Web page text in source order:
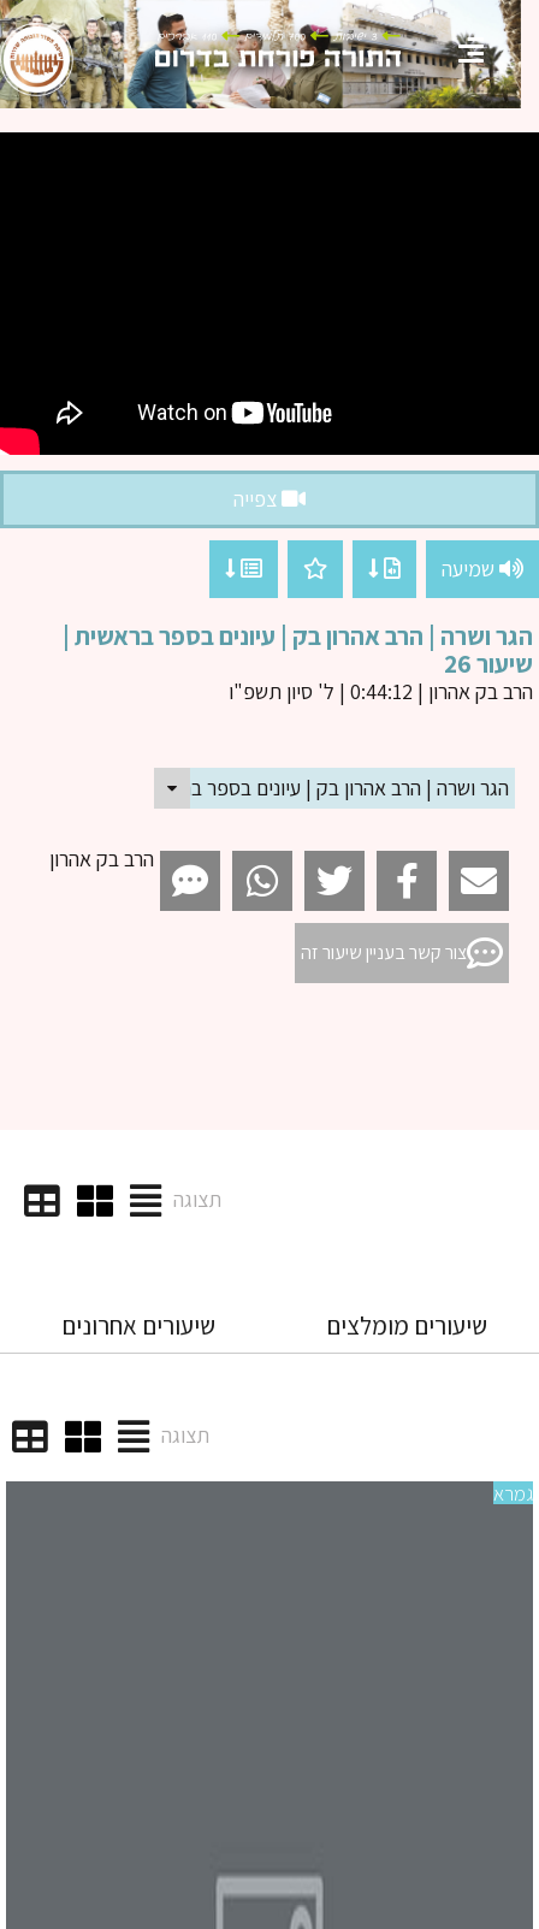
צפייה
שמיעה
ושרה | הרב אהרון בק | עיונים בספר בראשית |
26
בק אהרון| 0:44:12 | ל' סיון תשפ"ו
הגר ושרה | הרב אהרון בק | עיונים בספר בראשית | שיעור 26
הרב בק אהרון
צור קשר בעניין שיעור זה
תצוגה
שיעורים מומלצים שיעורים אחרונים
תצוגה